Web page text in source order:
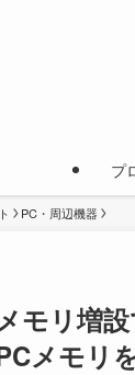
プ
PC・周辺機器
メモリ増
メモリ